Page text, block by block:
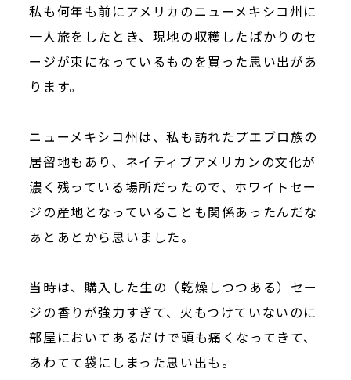
私も何年も前にアメリカのニューメキシコ州に
一人旅をしたとき、現地の収穫したばかりのセ
ージが束になっているものを買った思い出があ
ります。
ニューメキシコ州は、私も訪れたプエブロ族の
居留地もあり、ネイティブアメリカンの文化が
濃く残っている場所だったので、ホワイトセー
ジの産地となっていることも関係あったんだな
ぁとあとから思いました。
当時は、購入した生の（乾燥しつつある）セー
ジの香りが強力すぎて、火もつけていないのに
部屋においてあるだけで頭も痛くなってきて、
あわてて袋にしまった思い出も。